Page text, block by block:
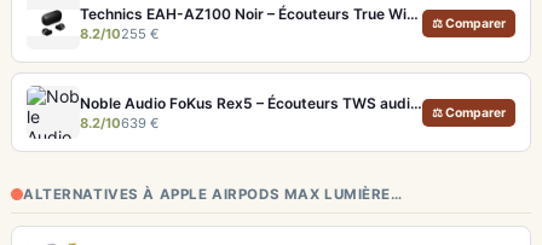
Technics EAH-AZ100 Noir – Écouteurs True Wireless audiophiles avec drivers MFD et autonomie 29h
8.2/10255 €
⚖ Comparer
Noble Audio FoKus Rex5 – Écouteurs TWS audiophiles tribrides
8.2/10639 €
⚖ Comparer
ALTERNATIVES À APPLE AIRPODS MAX LUMIÈRE…